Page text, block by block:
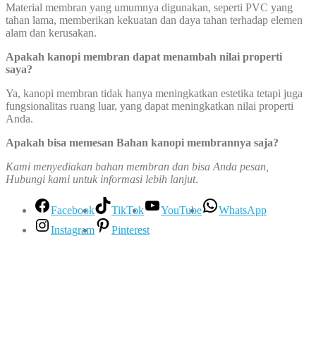
Material membran yang umumnya digunakan, seperti PVC yang
tahan lama, memberikan kekuatan dan daya tahan terhadap elemen
alam dan kerusakan.
Apakah kanopi membran dapat menambah nilai properti
saya?
Ya, kanopi membran tidak hanya meningkatkan estetika tetapi juga
fungsionalitas ruang luar, yang dapat meningkatkan nilai properti
Anda.
Apakah bisa memesan Bahan kanopi membrannya saja?
Kami menyediakan bahan membran dan bisa Anda pesan,
Hubungi kami untuk informasi lebih lanjut.
Facebook TikTok YouTube
WhatsApp
Instagram
Pinterest